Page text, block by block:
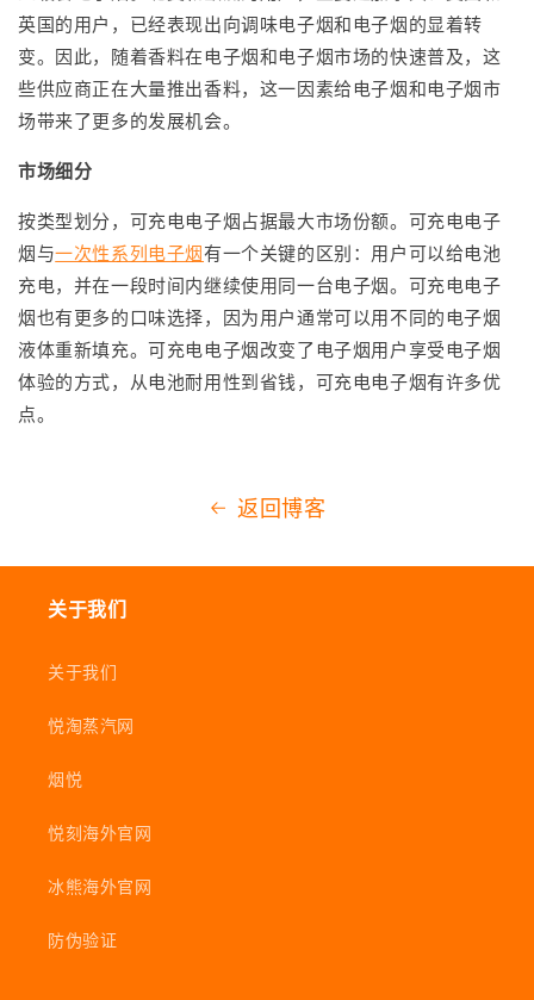
英国的用户，已经表现出向调味电子烟和电子烟的显着转
变。因此，随着香料在电子烟和电子烟市场的快速普及，这
些供应商正在大量推出香料，这一因素给电子烟和电子烟市
场带来了更多的发展机会。
市场细分
按类型划分，可充电电子烟占据最大市场份额。可充电电子
烟与一次性系列电子烟有一个关键的区别：用户可以给电池
充电，并在一段时间内继续使用同一台电子烟。可充电电子
烟也有更多的口味选择，因为用户通常可以用不同的电子烟
液体重新填充。可充电电子烟改变了电子烟用户享受电子烟
体验的方式，从电池耐用性到省钱，可充电电子烟有许多优
点。
返回博客
关于我们
关于我们
悦淘蒸汽网
烟悦
悦刻海外官网
冰熊海外官网
防伪验证